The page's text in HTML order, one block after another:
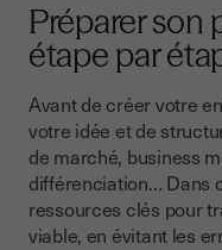
Préparer son
étape par
Avant de créer votre
votre idée et de
de marché, business
différenciation… Dans
ressources clés pour
viable, en évitant les